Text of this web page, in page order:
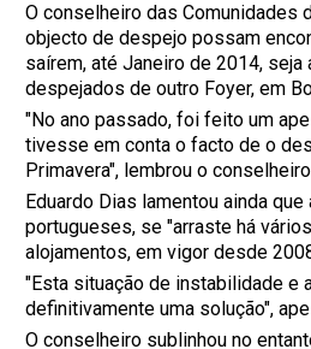
O conselheiro das Comunidades
objecto de despejo possam
saírem, até Janeiro de 2014,
despejados de outro Foyer, em
"No ano passado, foi feito um
tivesse em conta o facto de o
Primavera", lembrou o
Eduardo Dias lamentou ainda
portugueses, se "arraste há
alojamentos, em vigor desde
"Esta situação de instabilidade e
definitivamente uma solução",
O conselheiro sublinhou no